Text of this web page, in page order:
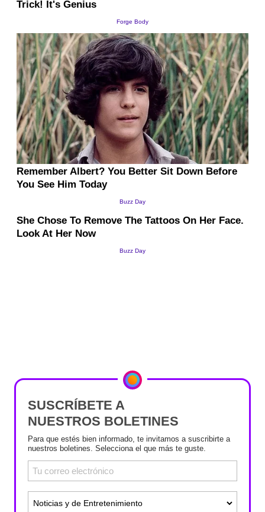
SUSCRÍBETE A
NUESTROS BOLETINES
Para que estés bien informado, te invitamos a suscribirte a
nuestros boletines. Selecciona el que más te guste.